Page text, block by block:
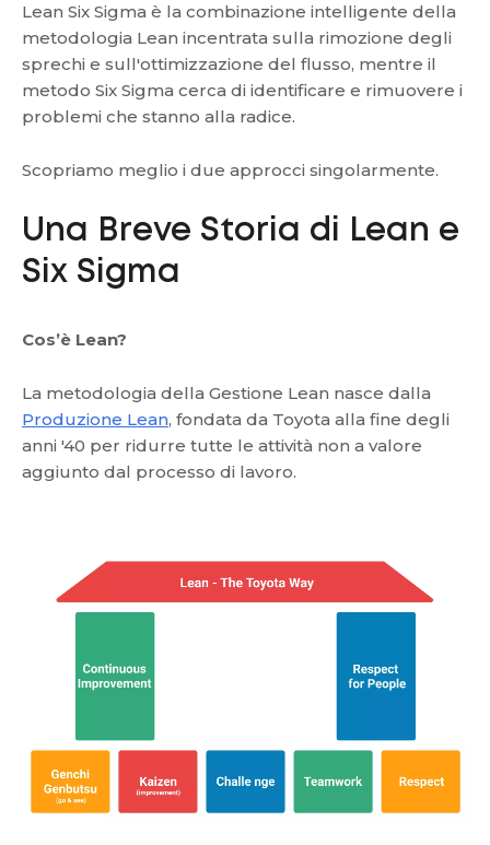
Lean Six Sigma è la combinazione intelligente della
metodologia Lean incentrata sulla rimozione degli
sprechi e sull'ottimizzazione del flusso, mentre il
metodo Six Sigma cerca di identificare e rimuovere i
problemi che stanno alla radice.
Scopriamo meglio i due approcci singolarmente.
Una Breve Storia di Lean e
Six Sigma
Cos’è Lean?
La metodologia della Gestione Lean nasce dalla
Produzione Lean, fondata da Toyota alla fine degli
anni '40 per ridurre tutte le attività non a valore
aggiunto dal processo di lavoro.